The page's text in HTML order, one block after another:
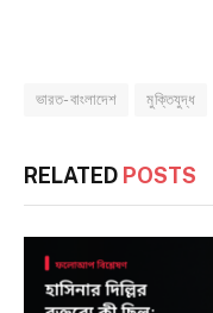
ভারত-বাংলাদেশ মুক্তিযুদ্ধ
RELATED POSTS